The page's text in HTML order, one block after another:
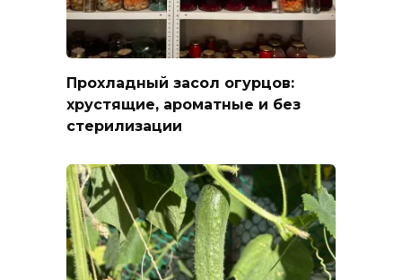
Прохладный засол огурцов:
хрустящие, ароматные и без
стерилизации